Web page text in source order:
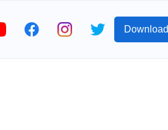
Download